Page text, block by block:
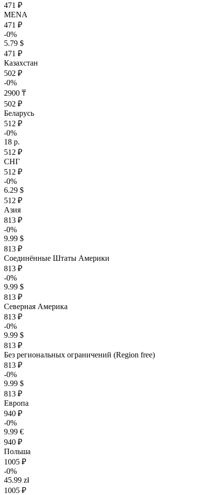
471 ₽
MENA
471 ₽
-0%
5.79 $
471 ₽
Казахстан
502 ₽
-0%
2900 ₸
502 ₽
Беларусь
512 ₽
-0%
18 р.
512 ₽
СНГ
512 ₽
-0%
6.29 $
512 ₽
Азия
813 ₽
-0%
9.99 $
813 ₽
Соединённые Штаты Америки
813 ₽
-0%
9.99 $
813 ₽
Северная Америка
813 ₽
-0%
9.99 $
813 ₽
Без региональных ограничений (Region free)
813 ₽
-0%
9.99 $
813 ₽
Европа
940 ₽
-0%
9.99 €
940 ₽
Польша
1005 ₽
-0%
45.99 zł
1005 ₽